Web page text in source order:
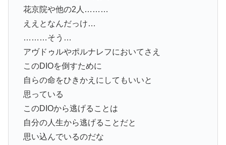
花京院や他の2人………
ええとなんだっけ…
………そう…
アヴドゥルやポルナレフにおいてさえ
このDIOを倒すために
自らの命をひきかえにしてもいいと
思っている
このDIOから逃げることは
自分の人生から逃げることだと
思い込んでいるのだな